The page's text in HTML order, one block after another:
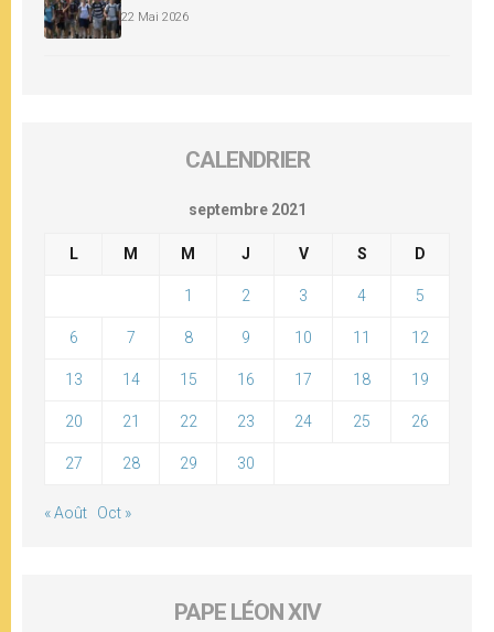
22 Mai 2026
CALENDRIER
septembre 2021
L M M J V S D
1 2 3 4 5
6 7 8 9 10 11 12
13 14 15 16 17 18 19
20 21 22 23 24 25 26
27 28 29 30
« Août Oct »
PAPE LÉON XIV